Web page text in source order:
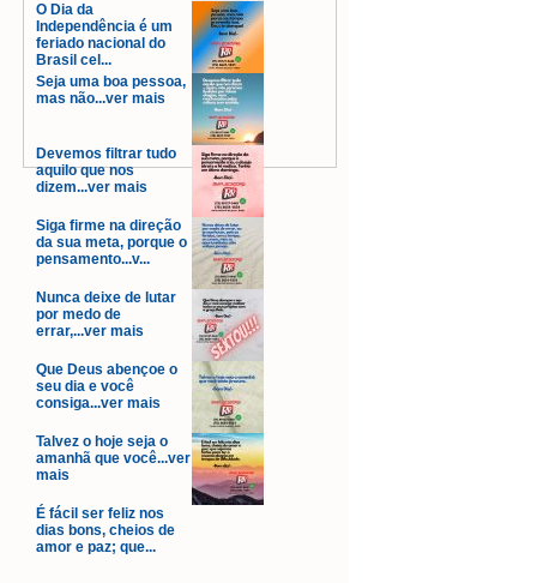
O Dia da
Independência é um
feriado nacional do
Brasil cel...
Seja uma boa pessoa,
mas não...ver mais
Devemos filtrar tudo
aquilo que nos
dizem...ver mais
Siga firme na direção
da sua meta, porque o
pensamento...v...
Nunca deixe de lutar
por medo de
errar,...ver mais
Que Deus abençoe o
seu dia e você
consiga...ver mais
Talvez o hoje seja o
amanhã que você...ver
mais
É fácil ser feliz nos
dias bons, cheios de
amor e paz; que...